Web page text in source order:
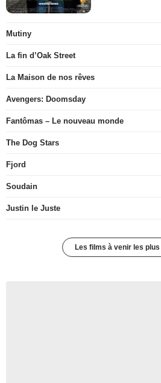
Mutiny
La fin d’Oak Street
La Maison de nos rêves
Avengers: Doomsday
Fantômas – Le nouveau monde
The Dog Stars
Fjord
Soudain
Justin le Juste
Les films à venir les